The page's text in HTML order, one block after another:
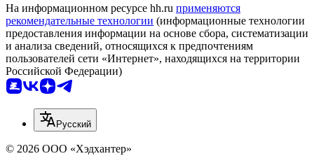
На информационном ресурсе hh.ru применяются
рекомендательные технологии (информационные технологии
предоставления информации на основе сбора, систематизации
и анализа сведений, относящихся к предпочтениям
пользователей сети «Интернет», находящихся на территории
Российской Федерации)
Русский
© 2026 ООО «Хэдхантер»